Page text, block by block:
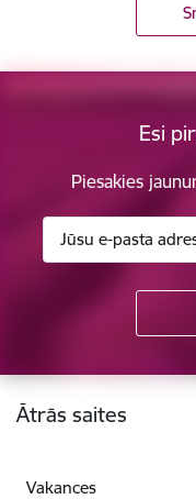
Esi
Piesakies
Kājene
Ātrās saites
Vakances